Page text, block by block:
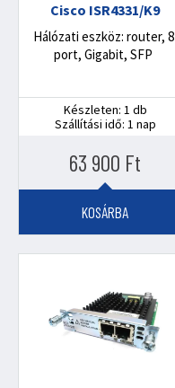
Cisco ISR4331/K9
Hálózati eszköz: router, 8
port, Gigabit, SFP
Készleten: 1 db
Szállítási idő: 1 nap
63 900 Ft
KOSÁRBA